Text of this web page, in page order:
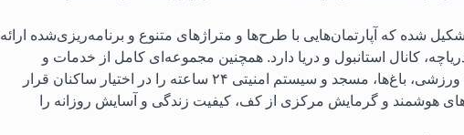
مسکونی تشکیل شده که آپارتمان‌هایی با طرح‌ها و متراژهای متنوع و برنامه‌ریزی‌شده ارائه
کانال استانبول و دریا دارد. همچنین مجموعه‌ای کامل از خدمات و
امکانات مدرن مانند استخر، باشگاه ورزشی، باغ‌ها، مسجد و سیستم امنیتی ۲۴ ساعته را در اختیار ساکنان قرار
هوشمند و گرمایش مرکزی از کف، کیفیت زندگی و آسایش روزانه را